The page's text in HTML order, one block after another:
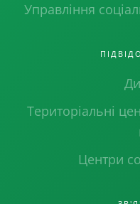
Управління
Територіальні
Центри